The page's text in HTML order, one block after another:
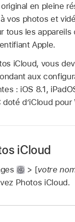
en pleine
vos photos et
tous les
Apple.
iCloud, vous
aux
: iOS 8.1,
doté d’iCloud pour
iCloud
> [votre
Photos iCloud.